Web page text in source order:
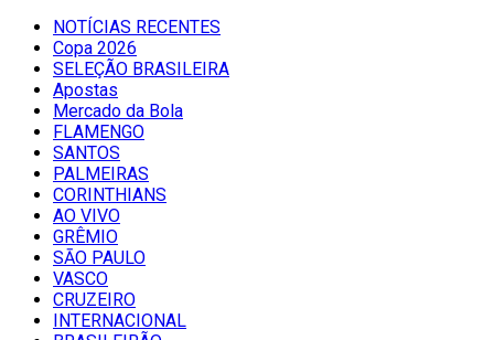
NOTÍCIAS RECENTES
Copa 2026
SELEÇÃO BRASILEIRA
Apostas
Mercado da Bola
FLAMENGO
SANTOS
PALMEIRAS
CORINTHIANS
AO VIVO
GRÊMIO
SĀO PAULO
VASCO
CRUZEIRO
INTERNACIONAL